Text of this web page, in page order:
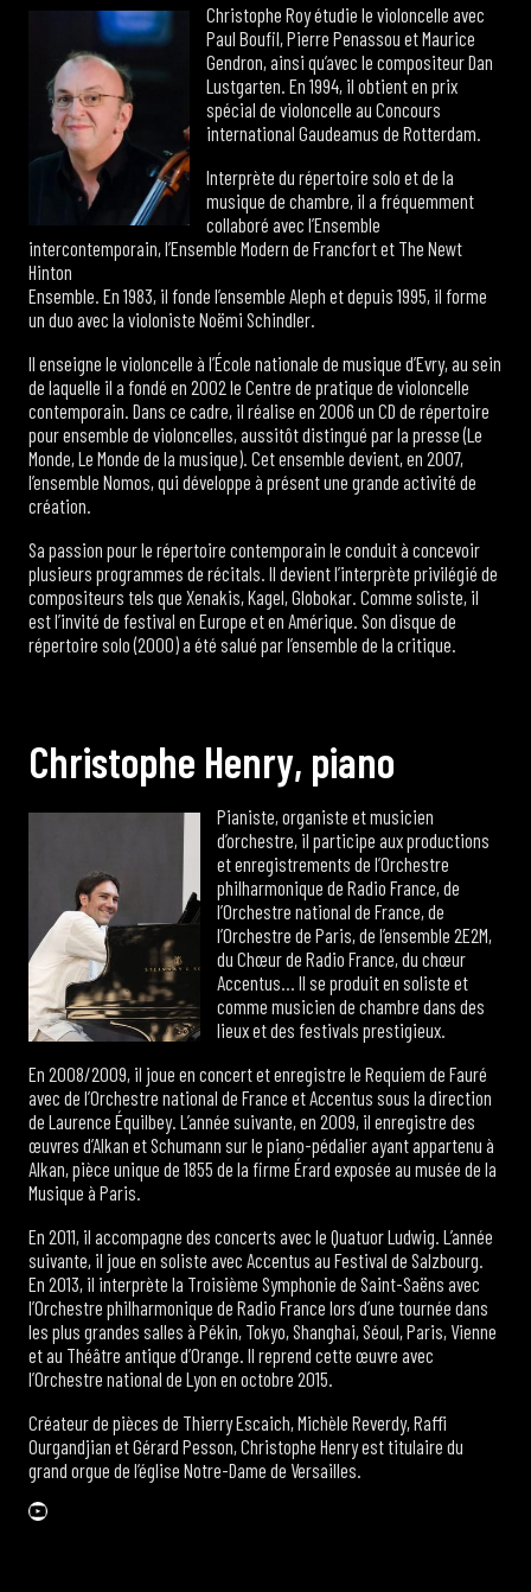
Christophe Roy étudie le violoncelle avec
Paul Boufil, Pierre Penassou et Maurice
Gendron, ainsi qu’avec le compositeur Dan
Lustgarten. En 1994, il obtient en prix
spécial de violoncelle au Concours
international Gaudeamus de Rotterdam.
Interprète du répertoire solo et de la
musique de chambre, il a fréquemment
collaboré avec l’Ensemble
intercontemporain, l’Ensemble Modern de Francfort et The Newt
Hinton
Ensemble. En 1983, il fonde l’ensemble Aleph et depuis 1995, il forme
un duo avec la violoniste Noëmi Schindler.
Il enseigne le violoncelle à l’École nationale de musique d’Evry, au sein
de laquelle il a fondé en 2002 le Centre de pratique de violoncelle
contemporain. Dans ce cadre, il réalise en 2006 un CD de répertoire
pour ensemble de violoncelles, aussitôt distingué par la presse (Le
Monde, Le Monde de la musique). Cet ensemble devient, en 2007,
l’ensemble Nomos, qui développe à présent une grande activité de
création.
Sa passion pour le répertoire contemporain le conduit à concevoir
plusieurs programmes de récitals. Il devient l’interprète privilégié de
compositeurs tels que Xenakis, Kagel, Globokar. Comme soliste, il
est l’invité de festival en Europe et en Amérique. Son disque de
répertoire solo (2000) a été salué par l’ensemble de la critique.
Christophe Henry, piano
Pianiste, organiste et musicien
d’orchestre, il participe aux productions
et enregistrements de l’Orchestre
philharmonique de Radio France, de
l’Orchestre national de France, de
l’Orchestre de Paris, de l’ensemble 2E2M,
du Chœur de Radio France, du chœur
Accentus… Il se produit en soliste et
comme musicien de chambre dans des
lieux et des festivals prestigieux.
En 2008/2009, il joue en concert et enregistre le Requiem de Fauré
avec de l’Orchestre national de France et Accentus sous la direction
de Laurence Équilbey. L’année suivante, en 2009, il enregistre des
œuvres d’Alkan et Schumann sur le piano-pédalier ayant appartenu à
Alkan, pièce unique de 1855 de la firme Érard exposée au musée de la
Musique à Paris.
En 2011, il accompagne des concerts avec le Quatuor Ludwig. L’année
suivante, il joue en soliste avec Accentus au Festival de Salzbourg.
En 2013, il interprète la Troisième Symphonie de Saint-Saëns avec
l’Orchestre philharmonique de Radio France lors d’une tournée dans
les plus grandes salles à Pékin, Tokyo, Shanghai, Séoul, Paris, Vienne
et au Théâtre antique d’Orange. Il reprend cette œuvre avec
l’Orchestre national de Lyon en octobre 2015.
Créateur de pièces de Thierry Escaich, Michèle Reverdy, Raffi
Ourgandjian et Gérard Pesson, Christophe Henry est titulaire du
grand orgue de l’église Notre-Dame de Versailles.
YouTube